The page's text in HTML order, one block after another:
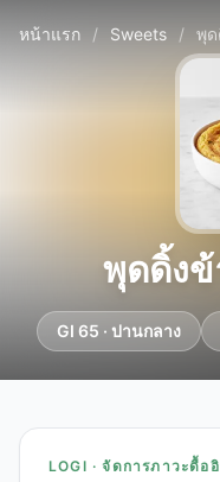
หน้าแรก / Sweets / พุดดิ้งข้
พุดดิ้ง
GI 65 · ปานกลาง
LOGI · จัดการภาวะดื้อ